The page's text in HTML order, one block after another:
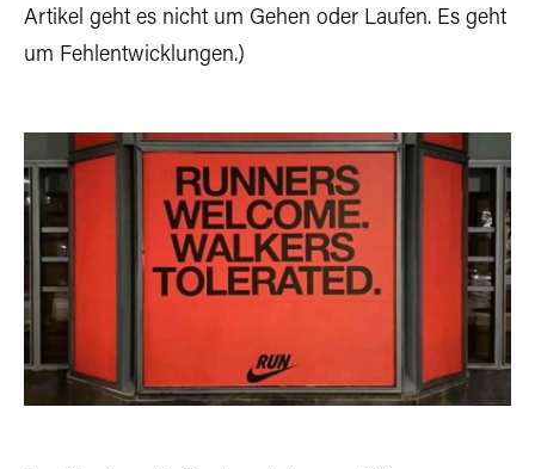
Artikel geht es nicht um Gehen oder Laufen. Es geht
um Fehlentwicklungen.)